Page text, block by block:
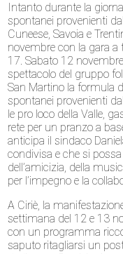
Intanto durante la
spontanei provenienti
Cuneese, Savoia e
novembre con la gara a
17. Sabato 12
spettacolo del gruppo
San Martino la formula
spontanei provenienti
le pro loco della Valle,
rete per un pranzo a
anticipa il sindaco
condivisa e che si
dell’amicizia, della
per l’impegno e la
A Ciriè, la
settimana del 12 e 13
con un programma
saputo ritagliarsi un